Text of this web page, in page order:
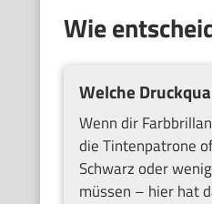
Wie
Welche
Wenn dir
die Tintenpatrone
Schwarz oder
müssen – hier hat